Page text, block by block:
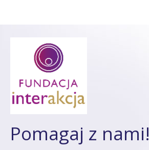
Pomagaj z nami!